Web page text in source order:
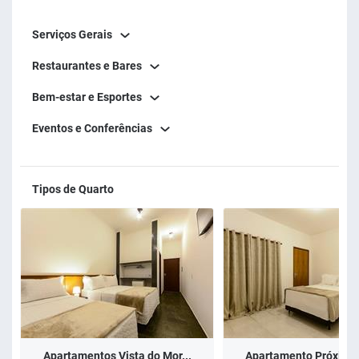
Serviços Gerais
Restaurantes e Bares
Bem-estar e Esportes
Eventos e Conferências
Tipos de Quarto
Apartamentos Vista do Mor... Apartamento Próximo